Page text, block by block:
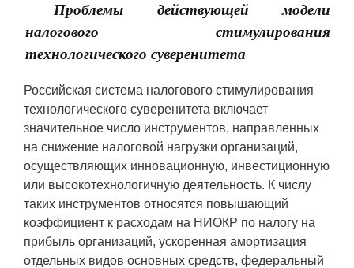
Проблемы действующей модели
налогового стимулирования
технологического суверенитета
Российская система налогового стимулирования
технологического суверенитета включает
значительное число инструментов, направленных
на снижение налоговой нагрузки организаций,
осуществляющих инновационную, инвестиционную
или высокотехнологичную деятельность. К числу
таких инструментов относятся повышающий
коэффициент к расходам на НИОКР по налогу на
прибыль организаций, ускоренная амортизация
отдельных видов основных средств, федеральный